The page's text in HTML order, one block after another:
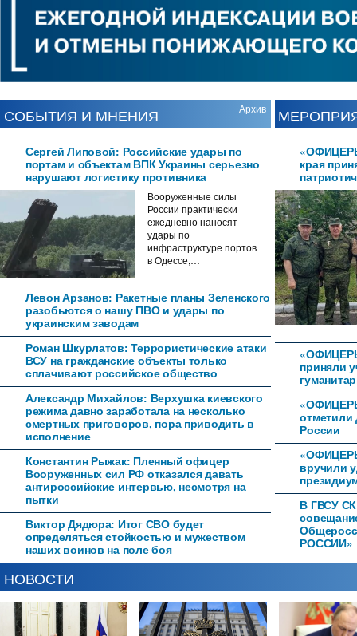
СОБЫТИЯ И МНЕНИЯ Архив
Сергей Липовой: Российские удары по
портам и объектам ВПК Украины серьезно
нарушают логистику противника
Вооруженные силы
России практически
ежедневно наносят
удары по
инфраструктуре портов
в Одессе,…
Левон Арзанов: Ракетные планы Зеленского
разобьются о нашу ПВО и удары по
украинским заводам
Роман Шкурлатов: Террористические атаки
ВСУ на гражданские объекты только
сплачивают российское общество
Александр Михайлов: Верхушка киевского
режима давно заработала на несколько
смертных приговоров, пора приводить в
исполнение
Константин Рыжак: Пленный офицер
Вооруженных сил РФ отказался давать
антироссийские интервью, несмотря на
пытки
Виктор Дядюра: Итог СВО будет
определяться стойкостью и мужеством
наших воинов на поле боя
края
приняли
отметили
России
вручили
В ГВСУ СК
РОССИИ»
НОВОСТИ